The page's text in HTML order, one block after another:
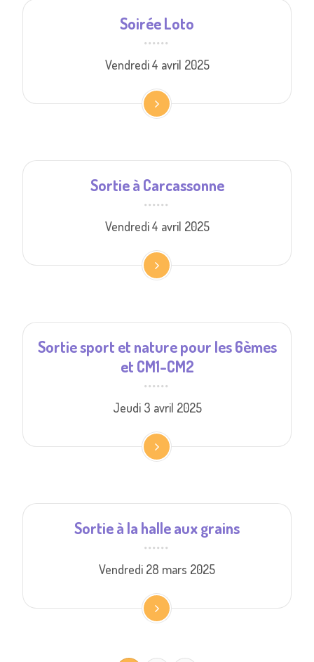
Soirée Loto
Vendredi 4 avril 2025
Sortie à Carcassonne
Vendredi 4 avril 2025
Sortie sport et nature pour les 6èmes
et CM1-CM2
Jeudi 3 avril 2025
Sortie à la halle aux grains
Vendredi 28 mars 2025